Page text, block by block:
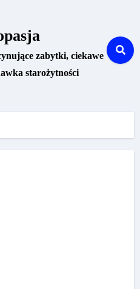
zabytki, ciekawe
starożytności